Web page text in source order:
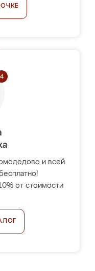
и всей
от стоимости